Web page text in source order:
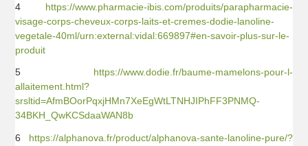
4 https://www.pharmacie-ibis.com/produits/parapharmacie-
visage-corps-cheveux-corps-laits-et-cremes-dodie-lanoline-
vegetale-40ml/urn:external:vidal:669897#en-savoir-plus-sur-le-
produit
5 https://www.dodie.fr/baume-mamelons-pour-l-
allaitement.html?
srsltid=AfmBOorPqxjHMn7XeEgWtLTNHJIPhFF3PNMQ-
34BKH_QwKCSdaaWAN8b
6 https://alphanova.fr/product/alphanova-sante-lanoline-pure/?